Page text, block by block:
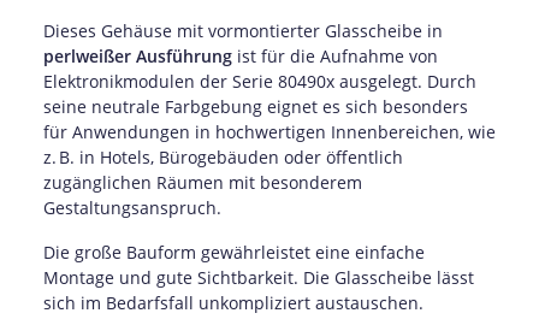
Dieses Gehäuse mit vormontierter Glasscheibe in
perlweißer Ausführung ist für die Aufnahme von
Elektronikmodulen der Serie 80490x ausgelegt. Durch
seine neutrale Farbgebung eignet es sich besonders
für Anwendungen in hochwertigen Innenbereichen, wie
z. B. in Hotels, Bürogebäuden oder öffentlich
zugänglichen Räumen mit besonderem
Gestaltungsanspruch.
Die große Bauform gewährleistet eine einfache
Montage und gute Sichtbarkeit. Die Glasscheibe lässt
sich im Bedarfsfall unkompliziert austauschen.